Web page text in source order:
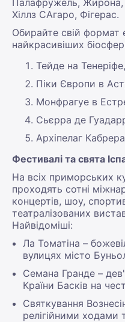
Хіллз САгаро, Фігерас.
Обирайте свій формат
найкрасивіших
Тейде на Тенеріфе,
Піки Європи в
Монфрагуе в
Сьєрра де
Архіпелаг
Фестивалі та свята
На всіх приморських
проходять сотні
концертів, шоу,
театралізованих
Найвідоміші:
Ла Томатіна –
вулицях місто
Семана Гранде –
Країни Басків на
Святкування
релігійними ходами